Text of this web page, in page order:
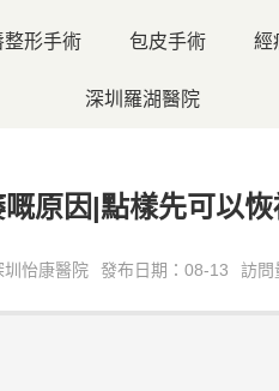
整形手術 包皮手術 經
深圳羅湖醫院
原因|點樣先可以
圳怡康醫院 發布日期：08-13 訪問